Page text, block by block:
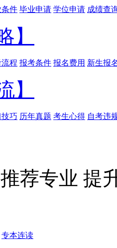
件 毕业申请 学位申请 成绩查
】
程 报考条件 报名费用 新生报
】
巧 历年真题 考生心得 自考违
推荐专业 提
专本连读